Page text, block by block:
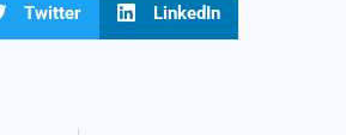
Twitter LinkedIn